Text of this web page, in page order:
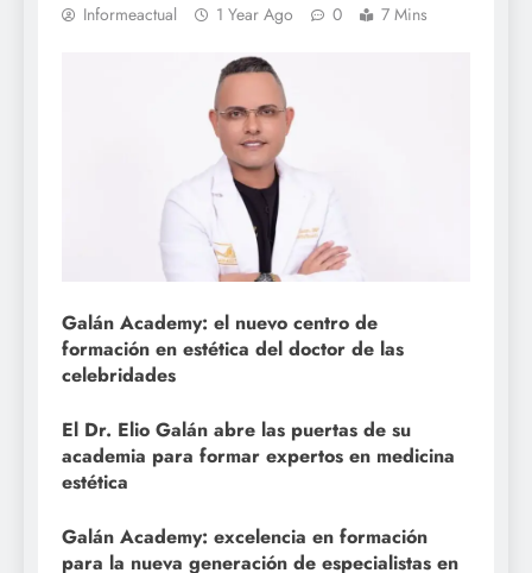
Informeactual 1 Year Ago 0 7 Mins
Galán Academy: el nuevo centro de
formación en estética del doctor de las
celebridades
El Dr. Elio Galán abre las puertas de su
academia para formar expertos en medicina
estética
Galán Academy: excelencia en formación
para la nueva generación de especialistas en